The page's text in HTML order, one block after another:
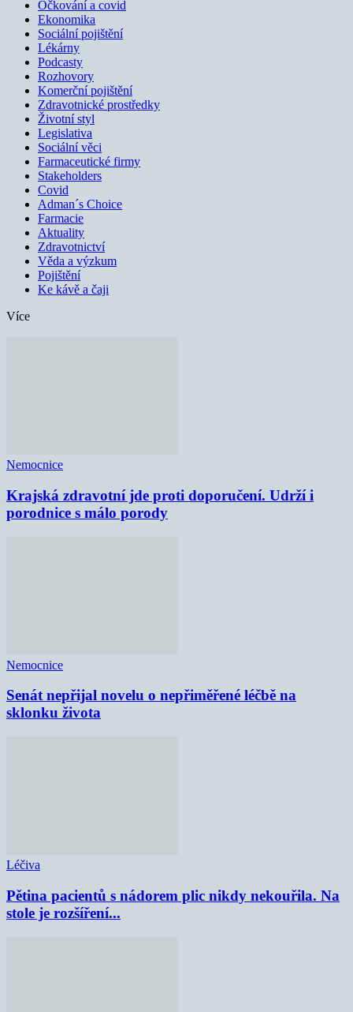
Očkování a covid
Ekonomika
Sociální pojištění
Lékárny
Podcasty
Rozhovory
Komerční pojištění
Zdravotnické prostředky
Životní styl
Legislativa
Sociální věci
Farmaceutické firmy
Stakeholders
Covid
Adman´s Choice
Farmacie
Aktuality
Zdravotnictví
Věda a výzkum
Pojištění
Ke kávě a čaji
Více
Nemocnice
Krajská zdravotní jde proti doporučení. Udrží i
porodnice s málo porody
Nemocnice
Senát nepřijal novelu o nepřiměřené léčbě na
sklonku života
Léčiva
Pětina pacientů s nádorem plic nikdy nekouřila. Na
stole je rozšíření...